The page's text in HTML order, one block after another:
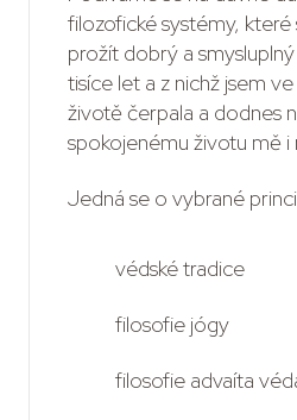
filozofické systémy, které
prožít dobrý a
tisíce let a z nichž jsem
životě čerpala a dodnes
spokojenému životu mě i
Jedná se o vybrané
védské tradice
filosofie jógy
filosofie advaíta